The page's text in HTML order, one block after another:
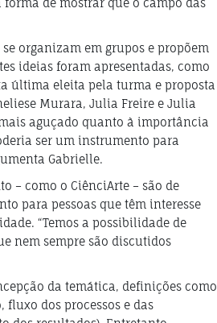
de mostrar que o campo das
organizam em grupos e propõem
ideias foram apresentadas, como
última eleita pela turma e proposta
Murara, Julia Freire e Julia
aguçado quanto à importância
ser um instrumento para
Gabrielle.
– como o CiênciArte – são de
para pessoas que têm interesse
“Temos a possibilidade de
nem sempre são discutidos
da temática, definições como
dos processos e das